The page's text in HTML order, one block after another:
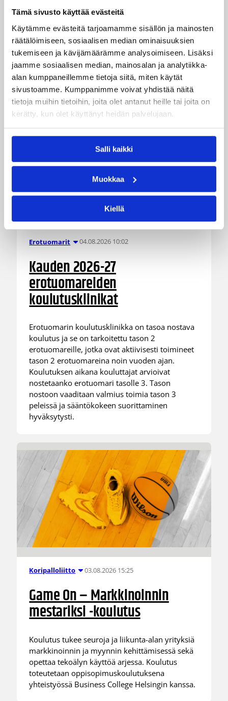
Tämä sivusto käyttää evästeitä
Käytämme evästeitä tarjoamamme sisällön ja mainosten
räätälöimiseen, sosiaalisen median ominaisuuksien
tukemiseen ja kävijämäärämme analysoimiseen. Lisäksi
jaamme sosiaalisen median, mainosalan ja analytiikka-
alan kumppaneillemme tietoja siitä, miten käytät
sivustoamme. Kumppanimme voivat yhdistää näitä
tietoja muihin tietoihin, joita olet antanut heille tai joita on
kerätty, kun olet käyttänyt heidän palvelujaan.
Salli kaikki
Muokkaa
Kiellä
Miljoona koria! -haaste alkaa
17.8.
Haaste tarjoaa seuroille valmiin konseptin
innostaa mukaan uusia pelaajia ja syventää
yhteistyötä koulujen kanssa.
Erotuomarit 04.08.2026 10:02
Kauden 2026-27
erotuomareiden
koulutusklinikat
Erotuomarin koulutusklinikka on tasoa nostava
koulutus ja se on tarkoitettu tason 2
erotuomareille, jotka ovat aktiivisesti toimineet
tason 2 erotuomareina noin vuoden ajan.
Koulutuksen aikana kouluttajat arvioivat
nostetaanko erotuomari tasolle 3. Tason
nostoon vaaditaan valmius toimia tason 3
peleissä ja sääntökokeen suorittaminen
hyväksytysti.
Koripalloliitto 03.08.2026 15:25
Game On – Markkinoinnin
mestariksi -koulutus
Koulutus tukee seuroja ja liikunta-alan yrityksiä
markkinoinnin ja myynnin kehittämisessä sekä
opettaa tekoälyn käyttöä arjessa. Koulutus
toteutetaan oppisopimuskoulutuksena
yhteistyössä Business College Helsingin kanssa.